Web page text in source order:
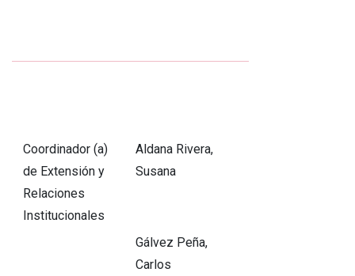
Coordinador (a)
de Extensión y
Relaciones
Institucionales
Aldana Rivera,
Susana
Gálvez Peña,
Carlos